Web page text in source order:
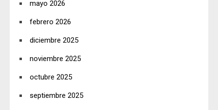
mayo 2026
febrero 2026
diciembre 2025
noviembre 2025
octubre 2025
septiembre 2025